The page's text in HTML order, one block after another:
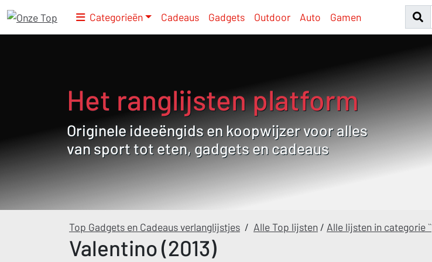
Categorieën Cadeaus Gadgets Outdoor Auto Gamen
Het ranglijsten platform
Originele ideeëngids en koopwijzer voor alles
van sport tot eten, gadgets en cadeaus
Top Gadgets en Cadeaus verlanglijstjes / Alle Top lijsten / Alle lijsten in categorie ``
Valentino (2013)